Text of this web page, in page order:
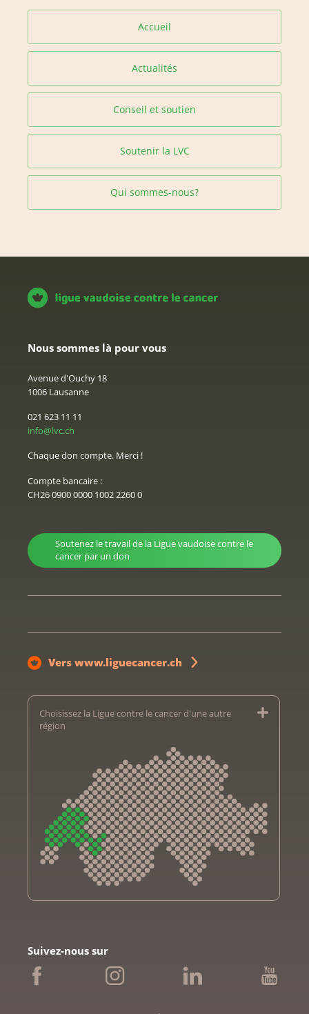
Accueil
Actualités
Conseil et soutien
Soutenir la LVC
Qui sommes-nous?
Nous sommes là pour vous
Avenue d'Ouchy 18
1006 Lausanne
021 623 11 11
info@lvc.ch
Chaque don compte. Merci !
Compte bancaire :
CH26 0900 0000 1002 2260 0
Soutenez le travail de la Ligue vaudoise contre le
cancer par un don
Vers www.liguecancer.ch
Choisissez la Ligue contre le cancer d'une autre
région
Ligue bernoise contre le cancer
Ligue fribourgeoise contre le cancer
Suivez-nous sur